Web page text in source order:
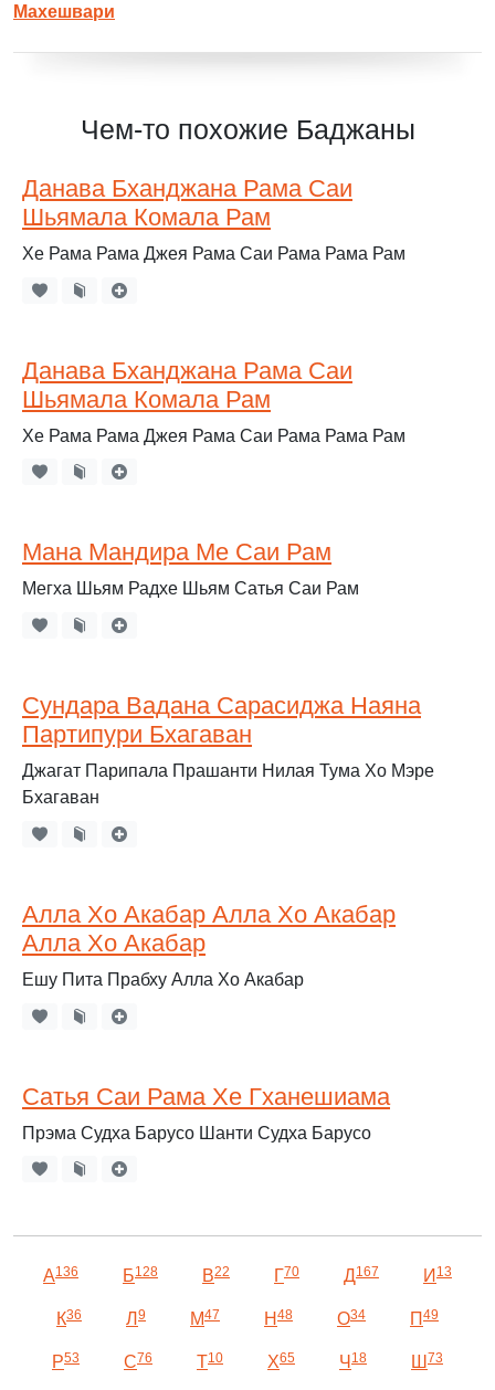
Махешвари
Чем-то похожие Баджаны
Данава Бханджана Рама Саи
Шьямала Комала Рам
Хе Рама Рама Джея Рама Саи Рама Рама Рам
Данава Бханджана Рама Саи
Шьямала Комала Рам
Хе Рама Рама Джея Рама Саи Рама Рама Рам
Мана Мандира Ме Саи Рам
Мегха Шьям Радхе Шьям Сатья Саи Рам
Сундара Вадана Сарасиджа Наяна
Партипури Бхагаван
Джагат Парипала Прашанти Нилая Тума Хо Мэре
Бхагаван
Алла Хо Акабар Алла Хо Акабар
Алла Хо Акабар
Ешу Пита Прабху Алла Хо Акабар
Сатья Саи Рама Хе Гханешиама
Прэма Судха Барусо Шанти Судха Барусо
А136 Б128 В22 Г70 Д167 И 13
К36 Л 9 М47 Н 48 О34 П 49
Р53 С76 Т10 Х65 Ч 18 Ш 73